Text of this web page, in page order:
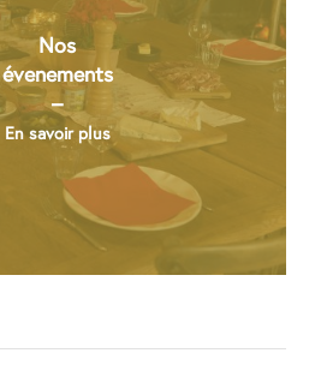
Nos
évenements
–
En savoir plus